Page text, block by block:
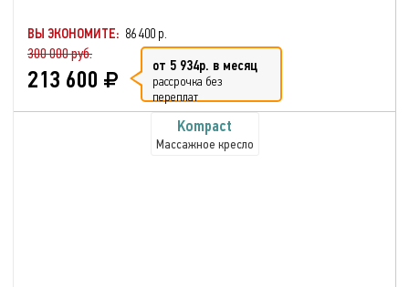
ВЫ ЭКОНОМИТЕ: 86 400 р.
300 000 руб.
213 600 от 5 934р. в месяц
рассрочка без
переплат
Kompact
Массажное кресло